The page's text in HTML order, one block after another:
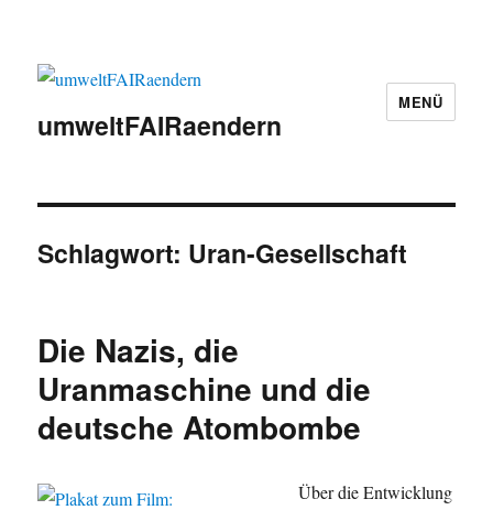
umweltFAIRaendern
MENÜ
Schlagwort: Uran-Gesellschaft
Die Nazis, die
Uranmaschine und die
deutsche Atombombe
Über die Entwicklung